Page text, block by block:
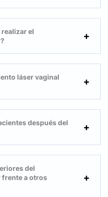
el
láser vaginal
después del
del
frente a otros